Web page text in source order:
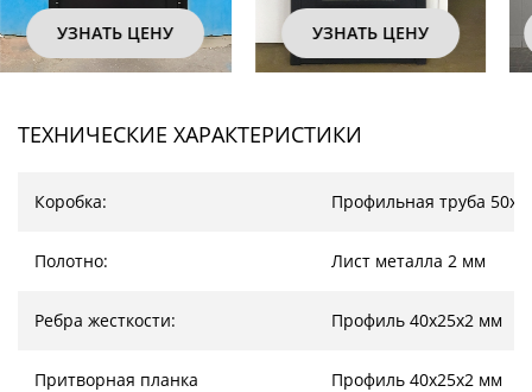
УЗНАТЬ ЦЕНУ УЗНАТЬ ЦЕНУ
ТЕХНИЧЕСКИЕ ХАРАКТЕРИСТИКИ
Коробка: Профильная труба
Полотно: Лист металла 2 мм
Ребра жесткости: Профиль 40х25х2 мм
Притворная планка Профиль 40х25х2 мм